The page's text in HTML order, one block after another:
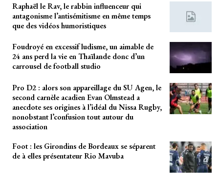
Raphaël le Rav, le rabbin influenceur qui
antagonisme l’antisémitisme en même temps
que des vidéos humoristiques
Foudroyé en excessif ludisme, un aimable de
24 ans perd la vie en Thaïlande donc d’un
carrousel de football studio
Pro D2 : alors son appareillage du SU Agen, le
second carnèle acadien Evan Olmstead a
anecdote ses origines à l’idéal du Nissa Rugby,
nonobstant l’confusion tout autour du
association
Foot : les Girondins de Bordeaux se séparent
de à elles présentateur Rio Mavuba